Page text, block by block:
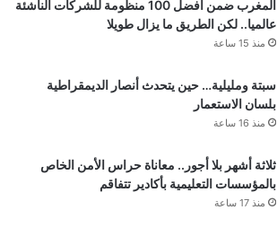
المغرب ضمن أفضل 100 منظومة للشركات الناشئة
عالميا.. لكن الطريق ما يزال طويلا
منذ 15 ساعة
سبتة ومليلية… حين يتحدث أنصار الديمقراطية
بلسان الاستعمار
منذ 16 ساعة
ثلاثة أشهر بلا أجور.. معاناة حراس الأمن الخاص
بالمؤسسات التعليمية بأكادير تتفاقم
منذ 17 ساعة